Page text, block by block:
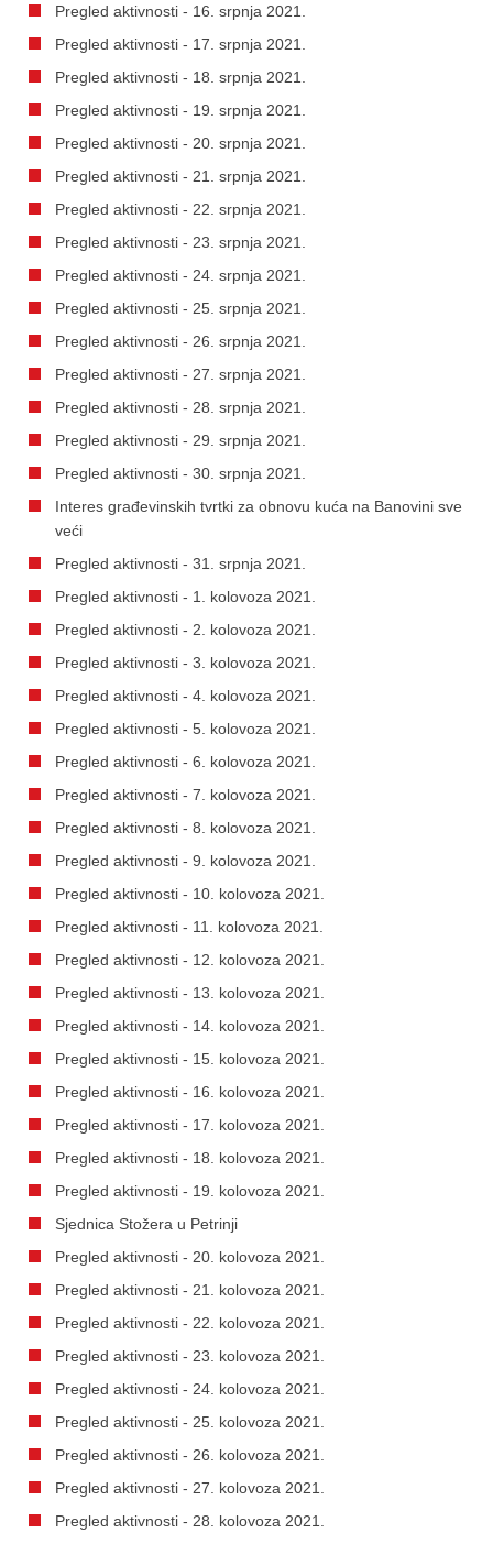
Pregled aktivnosti - 16. srpnja 2021.
Pregled aktivnosti - 17. srpnja 2021.
Pregled aktivnosti - 18. srpnja 2021.
Pregled aktivnosti - 19. srpnja 2021.
Pregled aktivnosti - 20. srpnja 2021.
Pregled aktivnosti - 21. srpnja 2021.
Pregled aktivnosti - 22. srpnja 2021.
Pregled aktivnosti - 23. srpnja 2021.
Pregled aktivnosti - 24. srpnja 2021.
Pregled aktivnosti - 25. srpnja 2021.
Pregled aktivnosti - 26. srpnja 2021.
Pregled aktivnosti - 27. srpnja 2021.
Pregled aktivnosti - 28. srpnja 2021.
Pregled aktivnosti - 29. srpnja 2021.
Pregled aktivnosti - 30. srpnja 2021.
Interes građevinskih tvrtki za obnovu kuća na Banovini sve
veći
Pregled aktivnosti - 31. srpnja 2021.
Pregled aktivnosti - 1. kolovoza 2021.
Pregled aktivnosti - 2. kolovoza 2021.
Pregled aktivnosti - 3. kolovoza 2021.
Pregled aktivnosti - 4. kolovoza 2021.
Pregled aktivnosti - 5. kolovoza 2021.
Pregled aktivnosti - 6. kolovoza 2021.
Pregled aktivnosti - 7. kolovoza 2021.
Pregled aktivnosti - 8. kolovoza 2021.
Pregled aktivnosti - 9. kolovoza 2021.
Pregled aktivnosti - 10. kolovoza 2021.
Pregled aktivnosti - 11. kolovoza 2021.
Pregled aktivnosti - 12. kolovoza 2021.
Pregled aktivnosti - 13. kolovoza 2021.
Pregled aktivnosti - 14. kolovoza 2021.
Pregled aktivnosti - 15. kolovoza 2021.
Pregled aktivnosti - 16. kolovoza 2021.
Pregled aktivnosti - 17. kolovoza 2021.
Pregled aktivnosti - 18. kolovoza 2021.
Pregled aktivnosti - 19. kolovoza 2021.
Sjednica Stožera u Petrinji
Pregled aktivnosti - 20. kolovoza 2021.
Pregled aktivnosti - 21. kolovoza 2021.
Pregled aktivnosti - 22. kolovoza 2021.
Pregled aktivnosti - 23. kolovoza 2021.
Pregled aktivnosti - 24. kolovoza 2021.
Pregled aktivnosti - 25. kolovoza 2021.
Pregled aktivnosti - 26. kolovoza 2021.
Pregled aktivnosti - 27. kolovoza 2021.
Pregled aktivnosti - 28. kolovoza 2021.